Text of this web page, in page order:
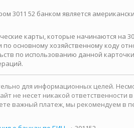
3011 52 банком является
карты, которые начинаются на
основному хозяйственному коду
по использованию данной
для информационных целей.
не несет никакой
важный платеж, мы рекомендуем в